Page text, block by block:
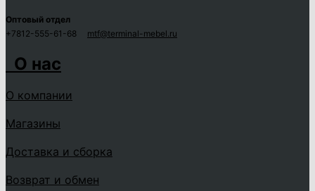
Оптовый отдел
+7812-555-61-68 mtf@terminal-mebel.ru
О нас
О компании
Магазины
Доставка и сборка
Возврат и обмен